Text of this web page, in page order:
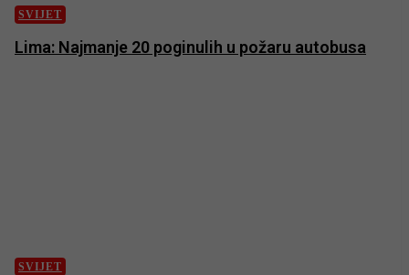
SVIJET
Lima: Najmanje 20 poginulih u požaru autobusa
SVIJET